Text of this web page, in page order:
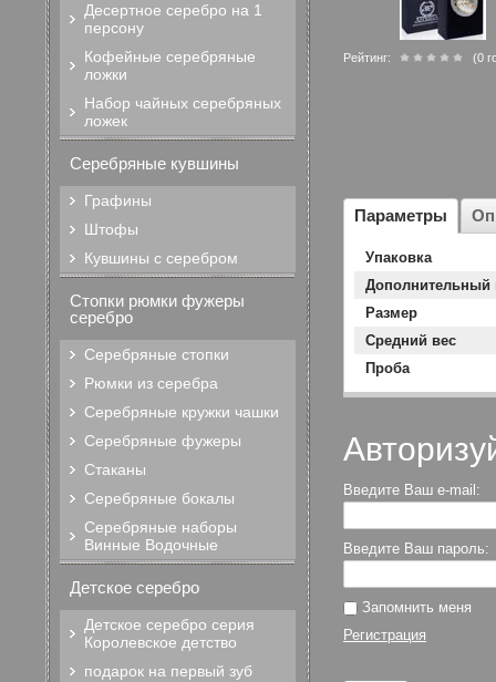
Рейтинг: (0
Параметры
Упаковка
Дополнительный
Размер
Средний вес
Проба
Введите Ваш e-mail:
Введите Ваш пароль:
Запомнить меня
Регистрация
Десертное серебро на 1
персону
Кофейные серебряные
ложки
Набор чайных серебряных
ложек
Серебряные кувшины
Графины
Штофы
Кувшины с серебром
Стопки рюмки фужеры
серебро
Серебряные стопки
Рюмки из серебра
Серебряные кружки чашки
Серебряные фужеры
Стаканы
Серебряные бокалы
Серебряные наборы
Винные Водочные
Детское серебро
Детское серебро серия
Королевское детство
подарок на первый зуб